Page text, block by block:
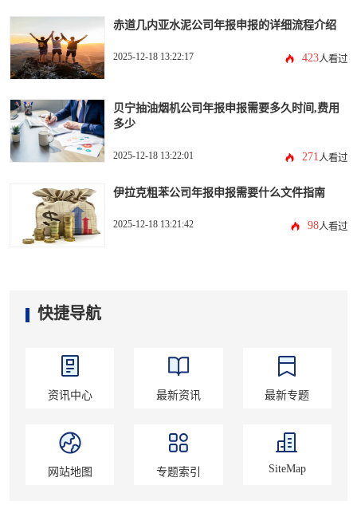
赤道几内亚水泥公司年报申报的详细流程介绍
2025-12-18 13:22:17 423人看过
贝宁抽油烟机公司年报申报需要多久时间,费用
多少
2025-12-18 13:22:01 271人看过
伊拉克粗苯公司年报申报需要什么文件指南
2025-12-18 13:21:42 98人看过
快捷导航
资讯中心 最新资讯 最新专题
网站地图 专题索引 SiteMap